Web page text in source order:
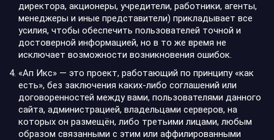
директора, акционеры, учредители, работники, агенты,
менеджеры и иные представители) прикладывает все
усилия, чтобы обеспечить пользователей точной и
достоверной информацией, но в то же время не
исключает возможности возникновения ошибок.
«Ап Икс» — это проект, работающий по принципу «как
есть», без заключения каких-либо соглашений или
договоренностей между вами, пользователями данного
сайта, администрацией, владельцами серверов, на
которых он размещён, либо третьими лицами, любым
образом связанными с этим или аффилированными